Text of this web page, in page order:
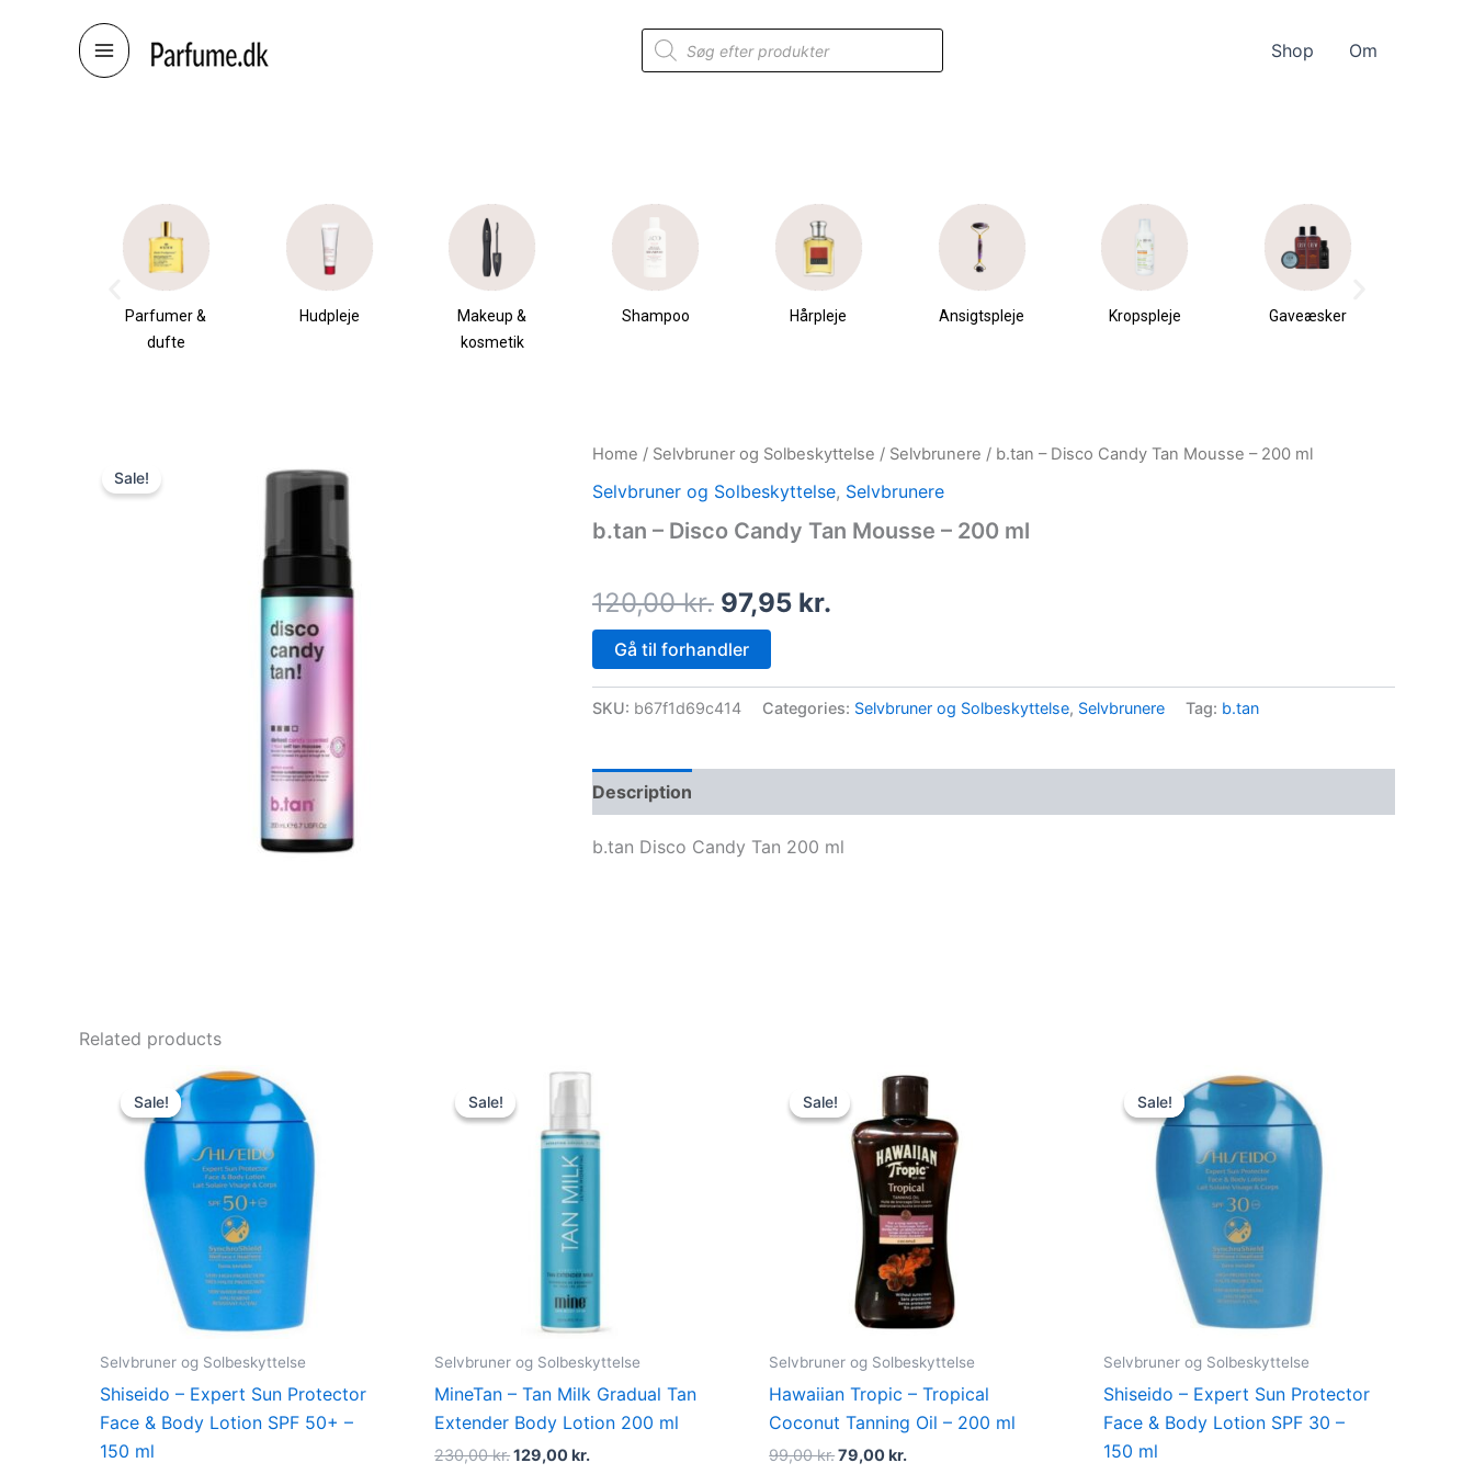
Products
search
Shop Om
Parfumer &
dufte
Hudpleje
Makeup &
kosmetik
Shampoo Hårpleje Ansigtspleje Kropspleje Gaveæsker
Sale!
Home / Selvbruner og Solbeskyttelse / Selvbrunere / b.tan – Disco Candy Tan Mousse – 200 ml
Selvbruner og Solbeskyttelse, Selvbrunere
b.tan – Disco Candy Tan Mousse – 200 ml
120,00kr.
Original
price
was:
120,00 kr..
97,95 kr.
Current
price
is:
Gå til forhandler
SKU: b67f1d69c414 Categories: Selvbruner og Solbeskyttelse, Selvbrunere Tag: b.tan
Description
b.tan Disco Candy Tan 200 ml
Related products
Sale!
Sale!
Selvbruner og Solbeskyttelse
Shiseido – Expert Sun Protector
Face & Body Lotion SPF 50+ –
150 ml
Original
price
was:
365,00 kr..
Current
price
is:
279,00 kr..
Sale!
Sale!
Selvbruner og Solbeskyttelse
MineTan – Tan Milk Gradual Tan
Extender Body Lotion 200 ml
230,00kr.
Original
was:
230,00 kr..
129,00kr.
Current
129,00 kr..
Sale!
Sale!
Selvbruner og Solbeskyttelse
Hawaiian Tropic – Tropical
Coconut Tanning Oil – 200 ml
99,00kr.
Original
was:
99,00 kr..
79,00kr.
Current
price
is:
79,00 kr..
Sale!
Sale!
Selvbruner og Solbeskyttelse
Shiseido – Expert Sun Protector
Face & Body Lotion SPF 30 –
150 ml
Original
price
was:
365,00 kr..
price
is:
249,00 kr..